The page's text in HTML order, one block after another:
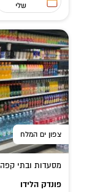
שלי
צפון ים המלח
מסעדות ובתי קפה
פונדק הלידו